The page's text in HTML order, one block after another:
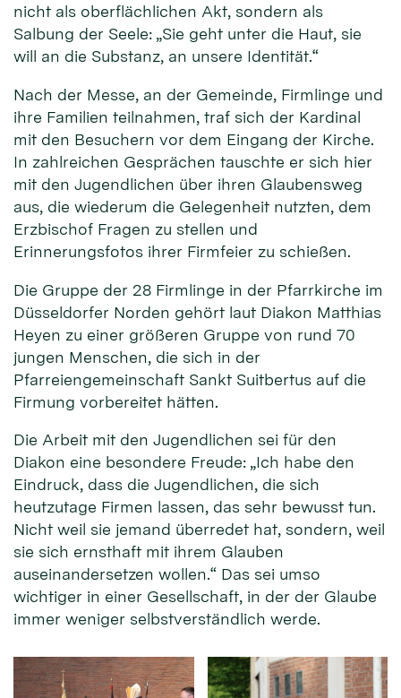
nicht als oberflächlichen Akt, sondern als
Salbung der Seele: „Sie geht unter die Haut, sie
will an die Substanz, an unsere Identität.“
Nach der Messe, an der Gemeinde, Firmlinge und
ihre Familien teilnahmen, traf sich der Kardinal
mit den Besuchern vor dem Eingang der Kirche.
In zahlreichen Gesprächen tauschte er sich hier
mit den Jugendlichen über ihren Glaubensweg
aus, die wiederum die Gelegenheit nutzten, dem
Erzbischof Fragen zu stellen und
Erinnerungsfotos ihrer Firmfeier zu schießen.
Die Gruppe der 28 Firmlinge in der Pfarrkirche im
Düsseldorfer Norden gehört laut Diakon Matthias
Heyen zu einer größeren Gruppe von rund 70
jungen Menschen, die sich in der
Pfarreiengemeinschaft Sankt Suitbertus auf die
Firmung vorbereitet hätten.
Die Arbeit mit den Jugendlichen sei für den
Diakon eine besondere Freude: „Ich habe den
Eindruck, dass die Jugendlichen, die sich
heutzutage Firmen lassen, das sehr bewusst tun.
Nicht weil sie jemand überredet hat, sondern, weil
sie sich ernsthaft mit ihrem Glauben
auseinandersetzen wollen.“ Das sei umso
wichtiger in einer Gesellschaft, in der der Glaube
immer weniger selbstverständlich werde.